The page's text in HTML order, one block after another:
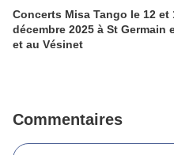
Concerts Misa Tango le 12 et
décembre 2025 à St Germain
et au Vésinet
Commentaires